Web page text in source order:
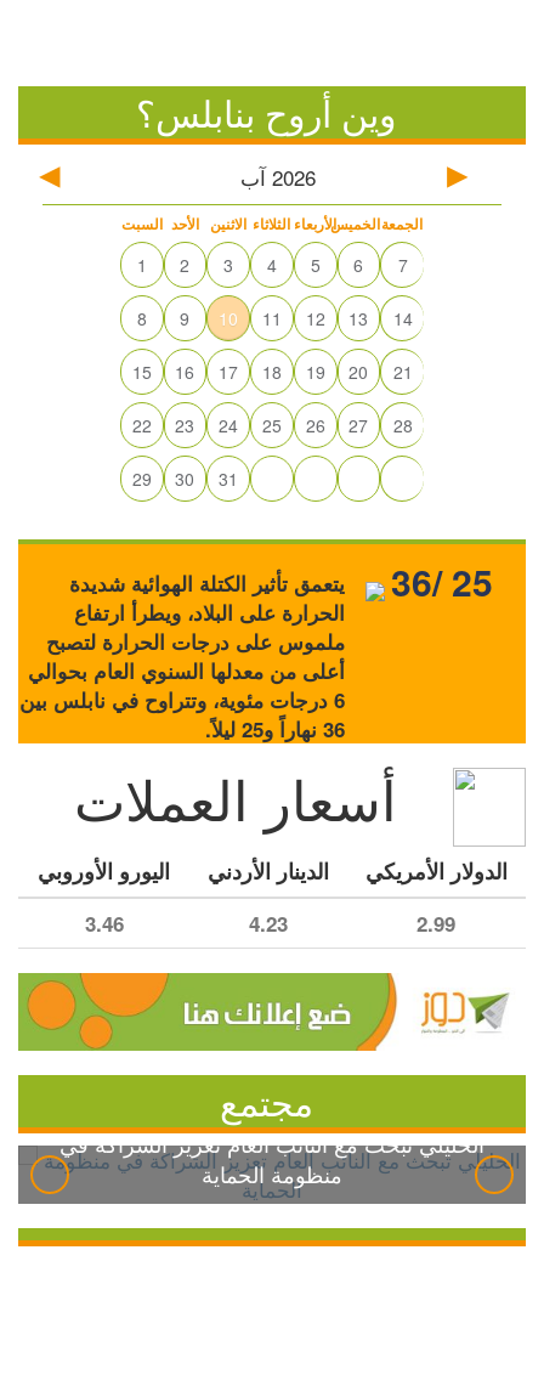
وين أروح بنابلس؟
2026 آب
السبت الأحد الاثنين الثلاثاء الأربعاءالخميسالجمعة
1 2 3 4 5 6 7
8 9 10 11 12 13 14
15 16 17 18 19 20 21
22 23 24 25 26 27 28
29 30 31
يتعمق تأثير الكتلة الهوائية شديدة
الحرارة على البلاد، ويطرأ ارتفاع
ملموس على درجات الحرارة لتصبح
أعلى من معدلها السنوي العام بحوالي
6 درجات مئوية، وتتراوح في نابلس بين
36 نهاراً و25 ليلاً.
36/ 25
أسعار العملات
الدولار الأمريكي الدينار الأردني اليورو الأوروبي
2.99
4.23
3.46
مجتمع
الخليلي تبحث مع النائب العام تعزيز الشراكة في
منظومة الحماية